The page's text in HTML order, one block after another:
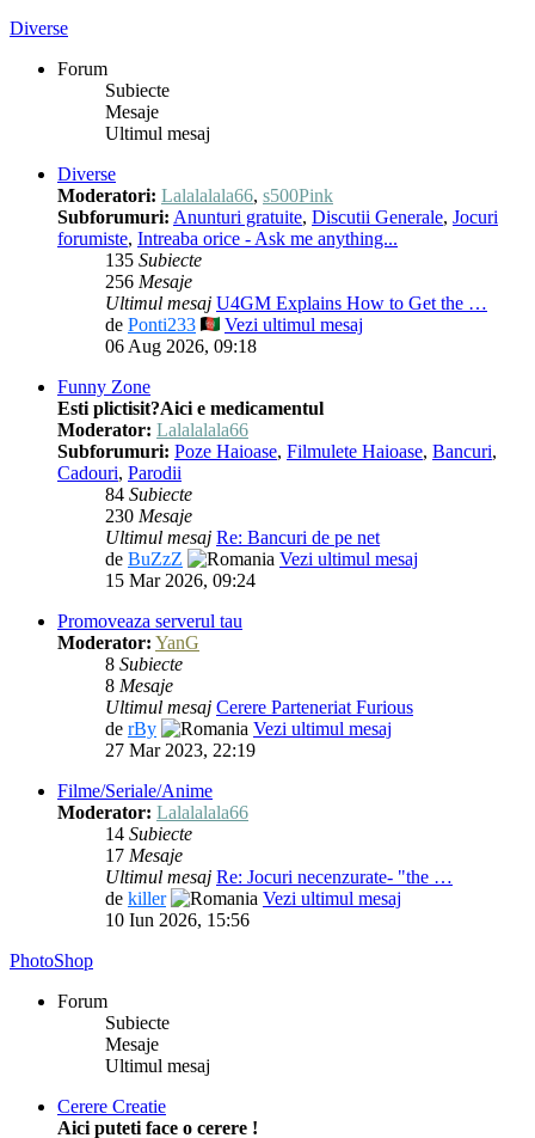
Diverse
Forum
Subiecte
Mesaje
Ultimul mesaj
Diverse
Moderatori: Lalalalala66, s500Pink
Subforumuri: Anunturi gratuite, Discutii Generale, Jocuri
forumiste, Intreaba orice - Ask me anything...
135 Subiecte
256 Mesaje
Ultimul mesaj U4GM Explains How to Get the …
de Ponti233
Vezi ultimul mesaj
06 Aug 2026, 09:18
Funny Zone
Esti plictisit?Aici e medicamentul
Moderator: Lalalalala66
Subforumuri: Poze Haioase, Filmulete Haioase, Bancuri,
Cadouri, Parodii
84 Subiecte
230 Mesaje
Ultimul mesaj Re: Bancuri de pe net
de BuZzZ
Vezi ultimul mesaj
15 Mar 2026, 09:24
Promoveaza serverul tau
Moderator: YanG
8 Subiecte
8 Mesaje
Ultimul mesaj Cerere Parteneriat Furious
de rBy
Vezi ultimul mesaj
27 Mar 2023, 22:19
Filme/Seriale/Anime
Moderator: Lalalalala66
14 Subiecte
17 Mesaje
Ultimul mesaj Re: Jocuri necenzurate- "the …
de killer
Vezi ultimul mesaj
10 Iun 2026, 15:56
PhotoShop
Forum
Subiecte
Mesaje
Ultimul mesaj
Cerere Creatie
Aici puteti face o cerere !